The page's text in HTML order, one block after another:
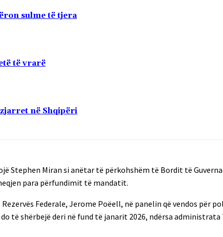
sulme të tjera
të vrarë
në Shqipëri
Stephen Miran si anëtar të përkohshëm të Bordit të
para përfundimit të mandatit.
Federale, Jerome Poëell, në panelin që vendos për
të shërbejë deri në fund të janarit 2026, ndërsa